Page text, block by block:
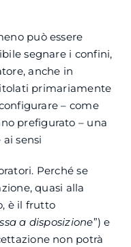
può essere
segnare i confini,
anche in
primariamente
– come
prefigurato – una
sensi
Perché se
quasi alla
è il frutto
a disposizione”) e
non potrà